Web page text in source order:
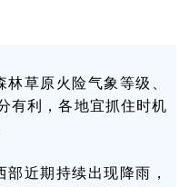
草原火险气象等级、
有利，各地宜抓住时机
近期持续出现降雨，